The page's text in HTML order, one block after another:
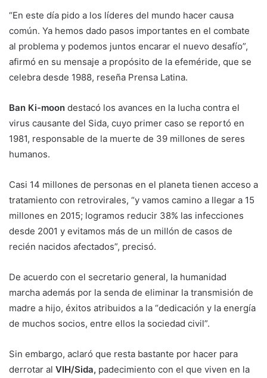
“En este día pido a los líderes del mundo hacer causa
común. Ya hemos dado pasos importantes en el combate
al problema y podemos juntos encarar el nuevo desafío”,
afirmó en su mensaje a propósito de la efeméride, que se
celebra desde 1988, reseña Prensa Latina.
Ban Ki-moon destacó los avances en la lucha contra el
virus causante del Sida, cuyo primer caso se reportó en
1981, responsable de la muerte de 39 millones de seres
humanos.
Casi 14 millones de personas en el planeta tienen acceso a
tratamiento con retrovirales, “y vamos camino a llegar a 15
millones en 2015; logramos reducir 38% las infecciones
desde 2001 y evitamos más de un millón de casos de
recién nacidos afectados”, precisó.
De acuerdo con el secretario general, la humanidad
marcha además por la senda de eliminar la transmisión de
madre a hijo, éxitos atribuidos a la “dedicación y la energía
de muchos socios, entre ellos la sociedad civil”.
Sin embargo, aclaró que resta bastante por hacer para
derrotar al VIH/Sida, padecimiento con el que viven en la